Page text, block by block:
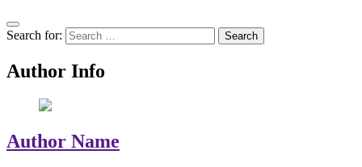
Search for:
Author Info
Author Name